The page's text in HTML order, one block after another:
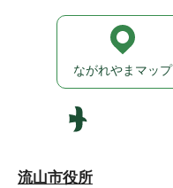
流山市役所
ながれやまマップ